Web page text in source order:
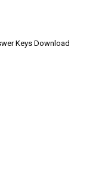
Keys Download